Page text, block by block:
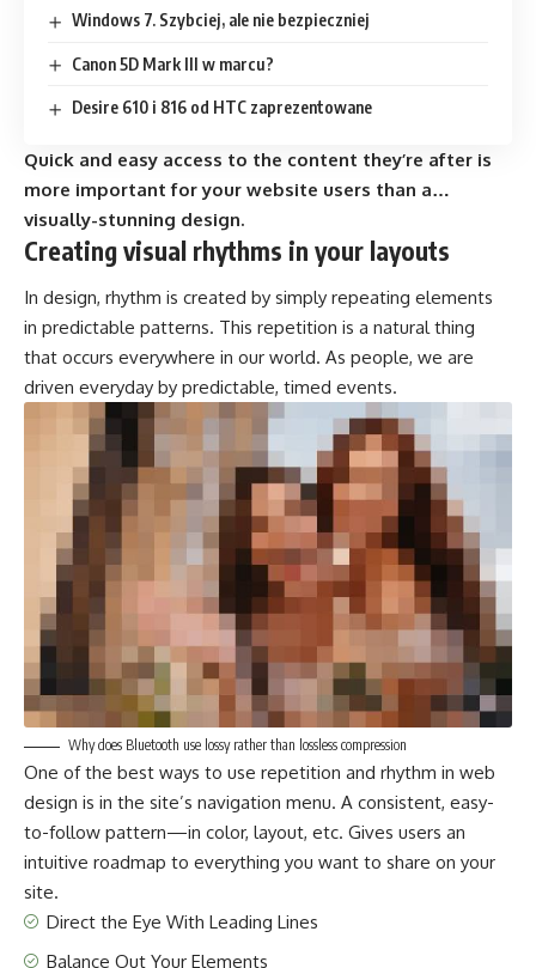
Windows 7. Szybciej, ale nie bezpieczniej
Canon 5D Mark III w marcu?
Desire 610 i 816 od HTC zaprezentowane
Quick and easy access to the content they’re after is
more important for your website users than a…
visually-stunning design.
Creating visual rhythms in your layouts
In design, rhythm is created by simply repeating elements
in predictable patterns. This repetition is a natural thing
that occurs everywhere in our world. As people, we are
driven everyday by predictable, timed events.
Why does Bluetooth use lossy rather than lossless compression
One of the best ways to use repetition and rhythm in web
design is in the site’s navigation menu. A consistent, easy-
to-follow pattern—in color, layout, etc. Gives users an
intuitive roadmap to everything you want to share on your
site.
Direct the Eye With Leading Lines
Balance Out Your Elements